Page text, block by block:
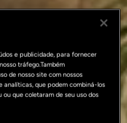
e publicidade, para fornecer
tráfego.Também
de nosso site com nossos
analíticas, que podem combiná-los
que coletaram de seu uso dos